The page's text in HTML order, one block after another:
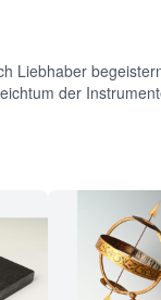
Liebhaber
der